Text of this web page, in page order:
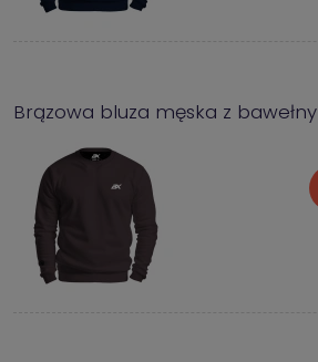
Brązowa bluza męska z bawełny